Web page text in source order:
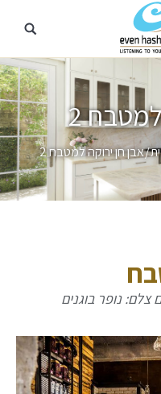
2
מיקומך כאןאבן חן ירוקה למטבח 2
צלם: נופר בוגנים